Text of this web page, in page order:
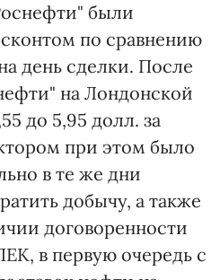
были
по сравнению
день сделки. После
на Лондонской
до 5,95 долл. за
при этом было
в те же дни
добычу, а также
договоренности
в первую очередь с